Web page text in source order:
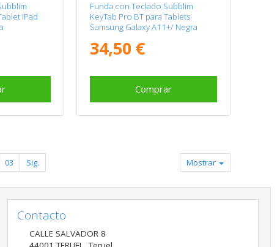
iPad
Funda con Teclado Subblim
KeyTab Pro BT para Tablets
Samsung Galaxy A11+/ Negra
34,50 €
Comprar
03 Sig. Mostrar
Contacto
CALLE SALVADOR 8